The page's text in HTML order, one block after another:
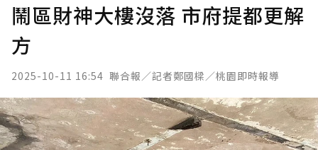
鬧區財神大樓沒落 市府提都更解
方
2025-10-11 16:54 聯合報／記者鄭國樑／桃園即時報導